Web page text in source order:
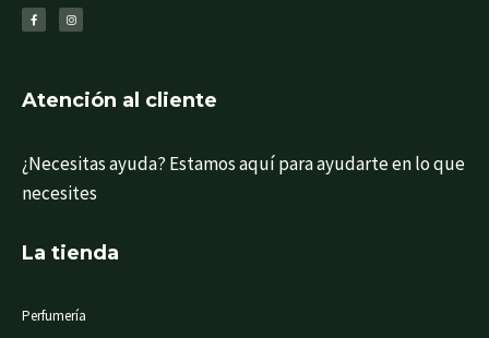
c
e
b
s
t
a
Atención al cliente
¿Necesitas ayuda? Estamos aquí para ayudarte en lo que
necesites
La tienda
Perfumería